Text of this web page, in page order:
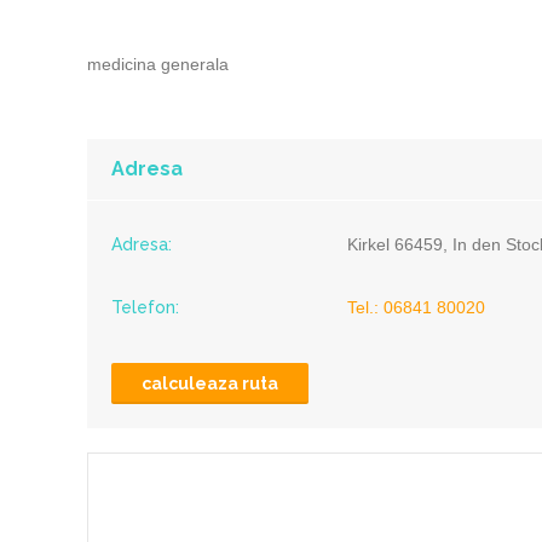
medicina generala
Adresa
Adresa: Kirkel 66459, In den
Telefon: Tel.: 06841 80020
calculeaza ruta